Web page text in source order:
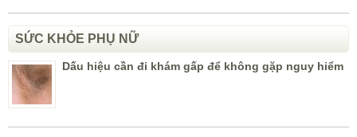
SỨC KHỎE PHỤ NỮ
Dấu hiệu cần đi khám gấp để không gặp nguy hiểm